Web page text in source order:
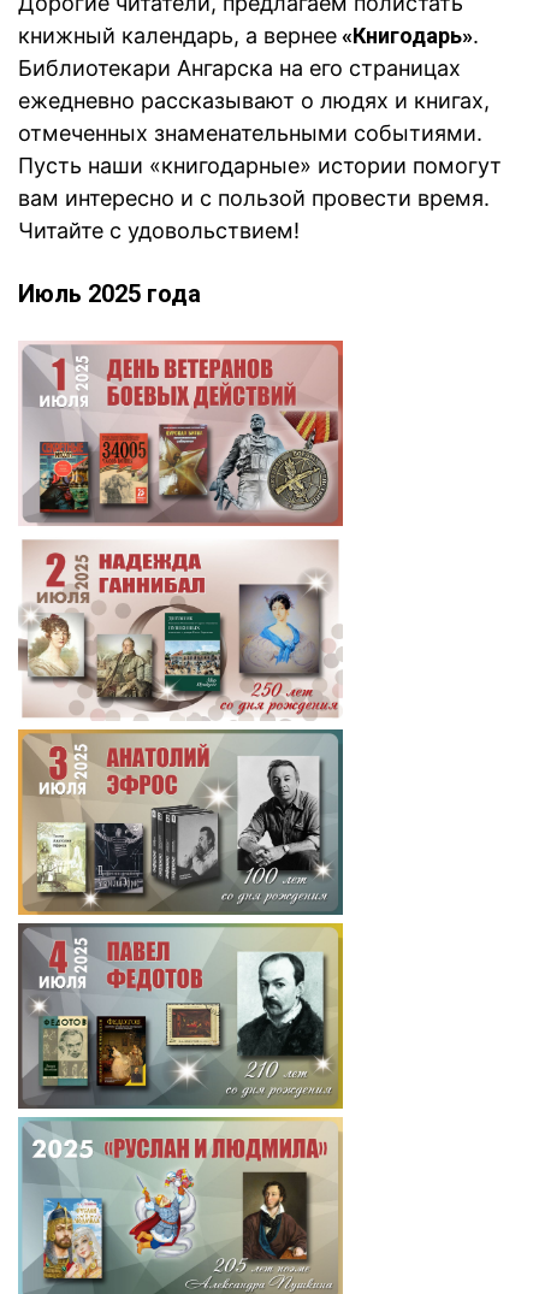
книжный календарь, а вернее«Книгодарь».
Библиотекари Ангарска на его страницах
ежедневно рассказывают о людях и книгах,
отмеченных знаменательными событиями.
Пусть наши «книгодарные» истории помогут
вам интересно и с пользой провести время.
Читайте с удовольствием!
Июль 2025 года